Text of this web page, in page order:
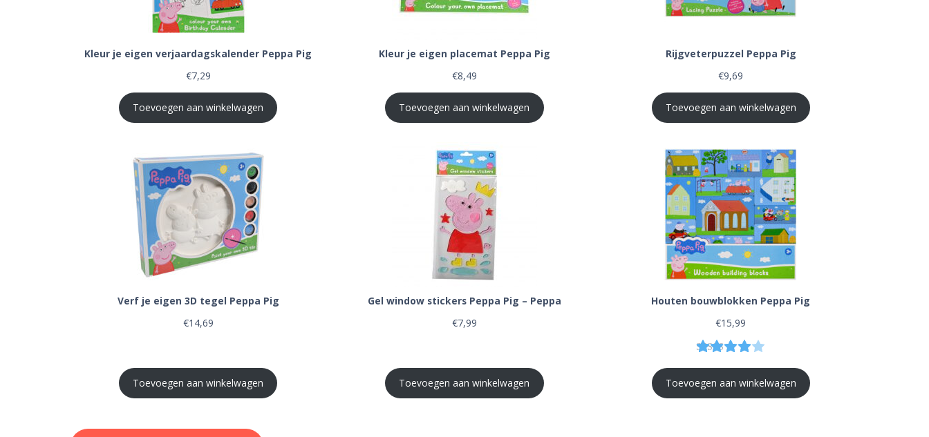
Kleur je eigen verjaardagskalender Peppa Pig
€7,29
Toevoegen aan winkelwagen
Kleur je eigen placemat Peppa Pig
€8,49
Toevoegen aan winkelwagen
Rijgveterpuzzel Peppa Pig
€9,69
Toevoegen aan winkelwagen
Verf je eigen 3D tegel Peppa Pig
€14,69
Toevoegen aan winkelwagen
Gel window stickers Peppa Pig – Peppa
€7,99
Toevoegen aan winkelwagen
Houten bouwblokken Peppa Pig
€15,99
Toevoegen aan winkelwagen